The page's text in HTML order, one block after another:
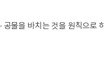
· 공물을 바치는 것을 원칙으로